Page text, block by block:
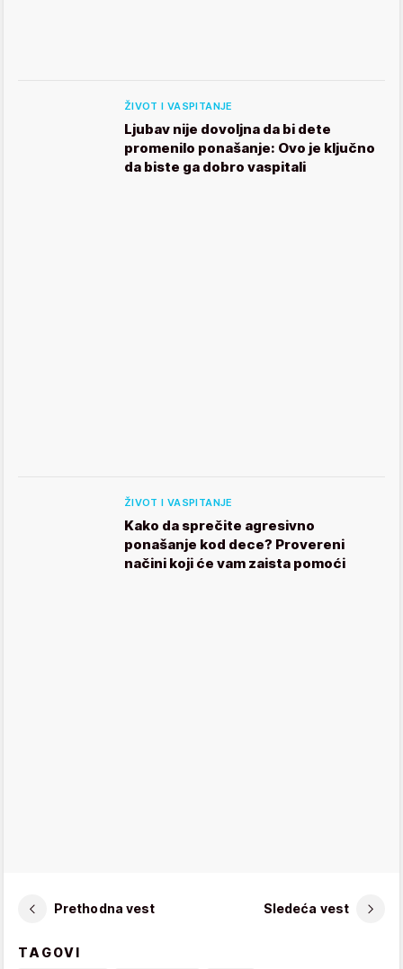
ŽIVOT I VASPITANJE
Ljubav nije dovoljna da bi dete
promenilo ponašanje: Ovo je ključno
da biste ga dobro vaspitali
ŽIVOT I VASPITANJE
Kako da sprečite agresivno
ponašanje kod dece? Provereni
načini koji će vam zaista pomoći
Prethodna vest Sledeća vest
TAGOVI